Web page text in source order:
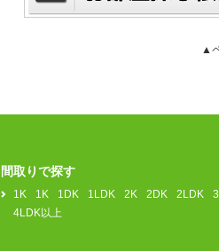
▲
間取りで探す
1K 1K 1DK 1LDK 2K 2DK 2LDK
4LDK以上